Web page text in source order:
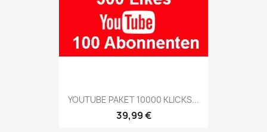
YOUTUBE PAKET 10000 KLICKS...
39,99 €